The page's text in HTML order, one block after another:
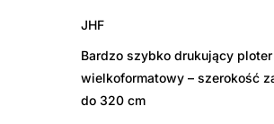
JHF
Bardzo szybko drukujący ploter
wielkoformatowy – szerokość
do 320 cm